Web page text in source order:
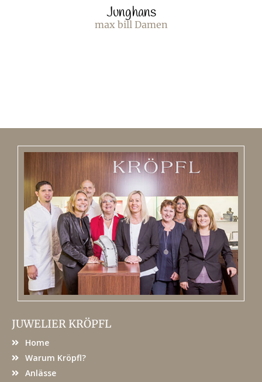
Junghans
max bill Damen
JUWELIER KRÖPFL
Home
Warum Kröpfl?
Anlässe